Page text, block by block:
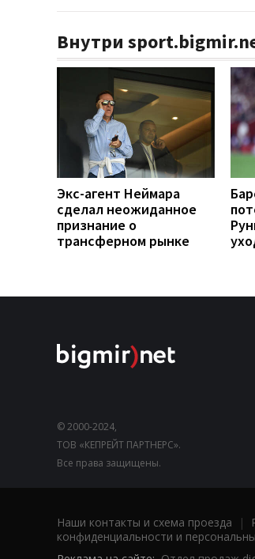
Внутри
Экс-агент Неймара
сделал неожиданное
признание о
трансферном рынке
© 2000-2024,
ТОВ «КЕПРЕЙТ ПАРТНЕРС».
Все права защищены.
Наши контакты и схема проезда |
конфиденциальности и